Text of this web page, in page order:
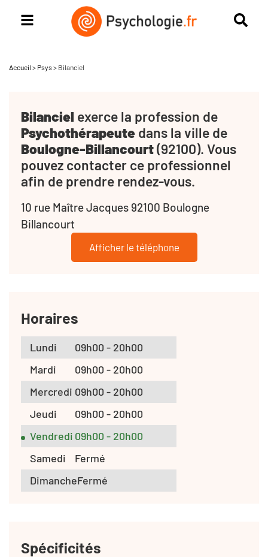
Accueil > Psys > Bilanciel
Bilanciel exerce la profession de
Psychothérapeute dans la ville de
Boulogne-Billancourt(92100). Vous
pouvez contacter ce professionnel
afin de prendre rendez-vous.
10 rue Maître Jacques 92100 Boulogne
Billancourt
Afficher le téléphone
Horaires
Lundi
09h00 - 20h00
Mardi
09h00 - 20h00
Mercredi 09h00 - 20h00
Jeudi
09h00 - 20h00
Vendredi 09h00 - 20h00
Samedi
Fermé
DimancheFermé
Spécificités